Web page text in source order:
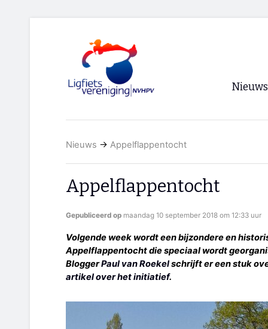
Nieuws
Nieuws → Appelflappentocht
Appelflappentocht
Gepubliceerd op maandag 10 september 2018 om 12:33 uur
Volgende week wordt een bijzondere en
Appelflappentocht die speciaal wordt
BloggerPaul van Roekelschrijft er een stuk
artikel over het initiatief.